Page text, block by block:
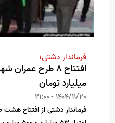
فرماندار دشتی؛
میلیارد تومان
1404/11/20 - 21:00
فرماندار دشتی از افتتاح